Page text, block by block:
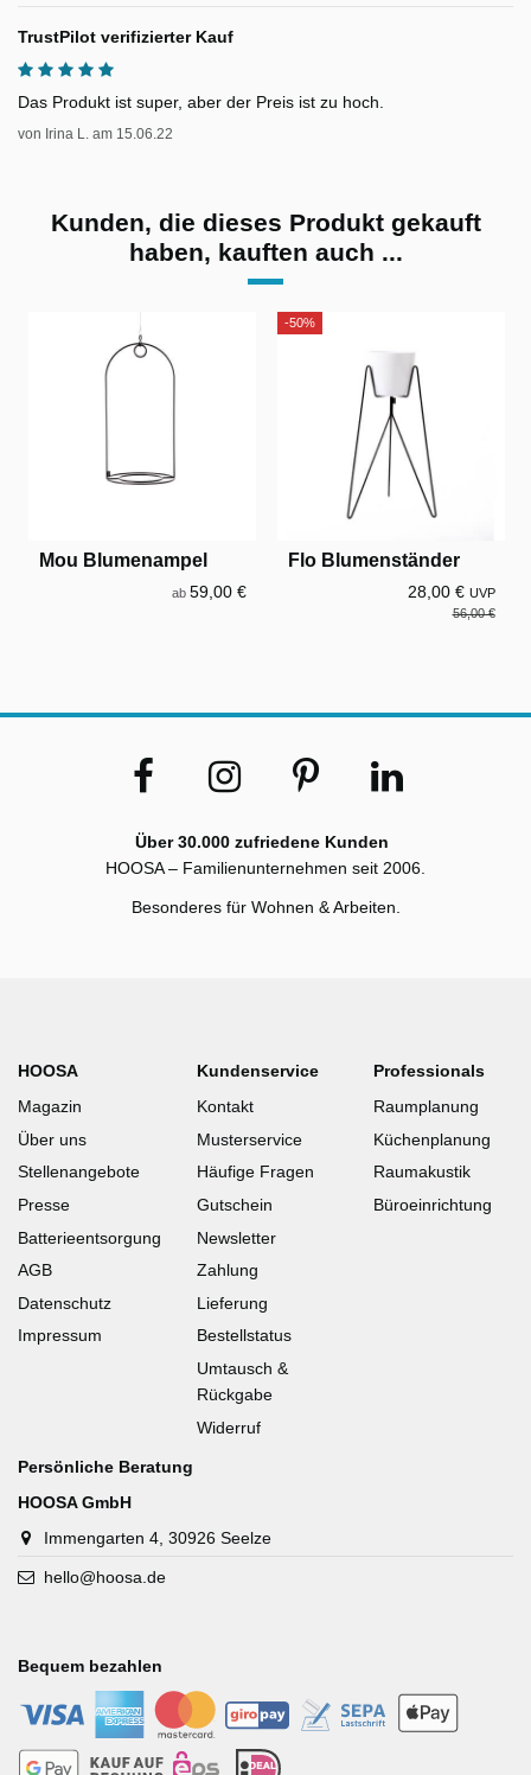
TrustPilot verifizierter Kauf
Das Produkt ist super, aber der Preis ist zu hoch.
von Irina L. am 15.06.22
Kunden, die dieses Produkt gekauft
haben, kauften auch ...
Mou Blumenampel
ab 59,00 €
-50%
Flo Blumenständer
28,00 € UVP
56,00 €
Über 30.000 zufriedene Kunden
HOOSA – Familienunternehmen seit 2006.
Besonderes für Wohnen & Arbeiten.
HOOSA
Magazin
Über uns
Stellenangebote
Presse
Batterieentsorgung
AGB
Datenschutz
Impressum
Kundenservice
Kontakt
Musterservice
Häufige Fragen
Gutschein
Newsletter
Zahlung
Lieferung
Bestellstatus
Umtausch &
Rückgabe
Widerruf
Professionals
Raumplanung
Küchenplanung
Raumakustik
Büroeinrichtung
Persönliche Beratung
HOOSA GmbH
Immengarten 4, 30926 Seelze
hello@hoosa.de
Bequem bezahlen
-
- - - -
- - - -